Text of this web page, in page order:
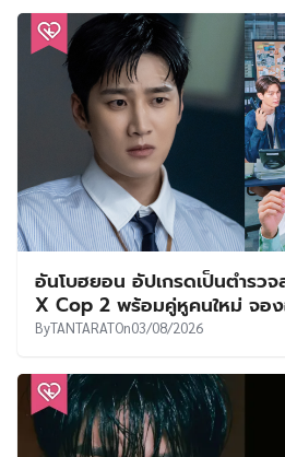
อันโบฮยอน อัปเกรดเป็นตำรว
X Cop 2 พร้อมคู่หูคนใหม่ จอ
ByTANTARATOn03/08/2026